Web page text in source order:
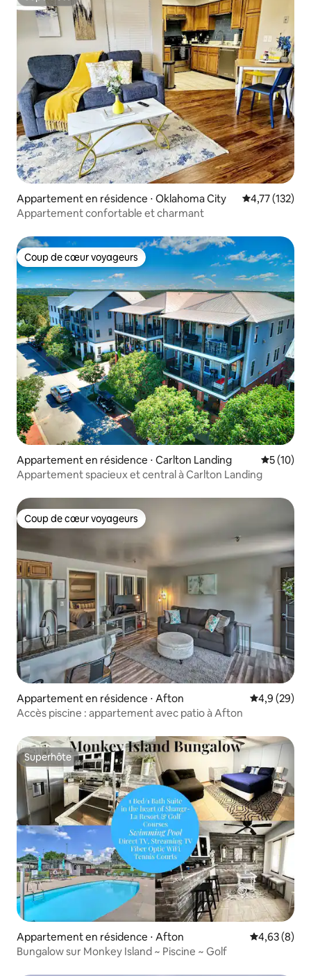
Appartement en résidence ⋅ Oklahoma City Évaluation
4,77 (132)
Appartement confortable et charmant
Coup de cœur voyageurs
Coup de cœur voyageurs
Appartement en résidence ⋅ Carlton Landing
5 (10)
Appartement spacieux et central à Carlton Landing
Coup de cœur voyageurs
Coup de cœur voyageurs
Appartement en résidence ⋅ Afton Évaluation
4,9 (29)
Accès piscine : appartement avec patio à Afton
Superhôte
Superhôte
Appartement en résidence ⋅ Afton Évaluation
4,63 (8)
Bungalow sur Monkey Island ~ Piscine ~ Golf